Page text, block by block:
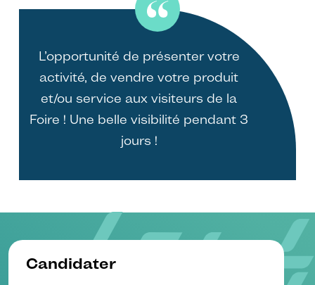
L’opportunité de présenter votre
activité, de vendre votre produit
et/ou service aux visiteurs de la
Foire ! Une belle visibilité pendant 3
jours !
Candidater